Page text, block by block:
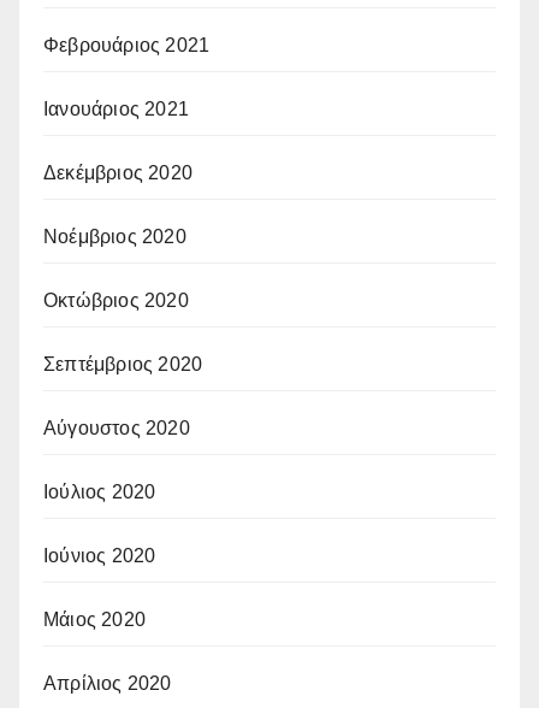
Φεβρουάριος 2021
Ιανουάριος 2021
Δεκέμβριος 2020
Νοέμβριος 2020
Οκτώβριος 2020
Σεπτέμβριος 2020
Αύγουστος 2020
Ιούλιος 2020
Ιούνιος 2020
Μάιος 2020
Απρίλιος 2020